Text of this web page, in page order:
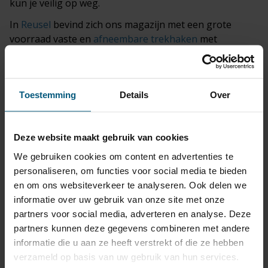
Toestemming Details Over
Deze website maakt gebruik van cookies
We gebruiken cookies om content en advertenties te
personaliseren, om functies voor social media te bieden
en om ons websiteverkeer te analyseren. Ook delen we
informatie over uw gebruik van onze site met onze
partners voor social media, adverteren en analyse. Deze
partners kunnen deze gegevens combineren met andere
informatie die u aan ze heeft verstrekt of die ze hebben
verzameld op basis van uw gebruik van hun services.
kun je veilig op weg.
In Reusel bevind zich ons magazijn met een grote
voorraad vaste en afneembare trekhaken met
Betrouwbaar, snel geleverd, vaak binnen 24 uur!
Heb je vragen over de universele kabelsets?
Neem gewooncontact
trekhaken je graag een eerlijk en onafhankelijk advies.
Citroen Berlingo productiedatum
vanaf 1996 tot heden.
Maak onder je keuze welk bouwjaar je